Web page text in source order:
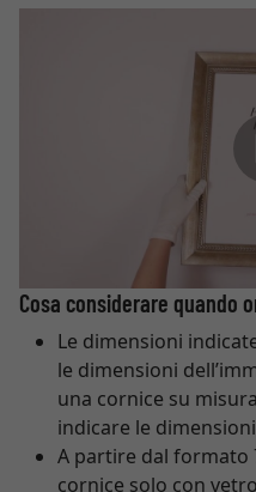
Cosa considerare quando
Le dimensioni
le dimensioni
una cornice su
indicare le
A partire dal formato
cornice solo con